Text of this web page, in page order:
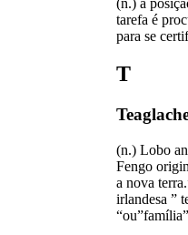
tarefa é
para se
T
(n.) Lobo
Fengo
a nova
irlandesa ”